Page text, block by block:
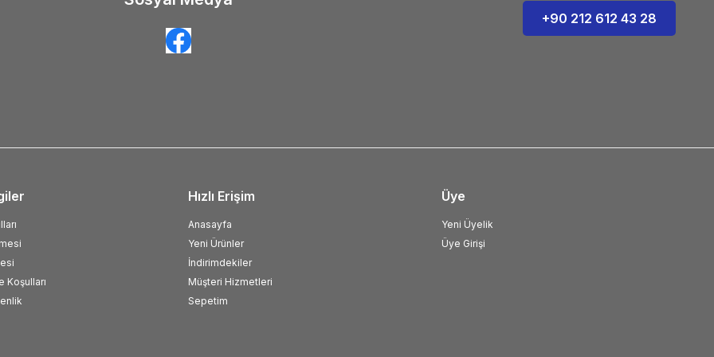
+90 212 612 43 28
Koşulları
Hızlı Erişim
Anasayfa
Yeni Ürünler
İndirimdekiler
Müşteri Hizmetleri
Sepetim
Üye
Yeni Üyelik
Üye Girişi